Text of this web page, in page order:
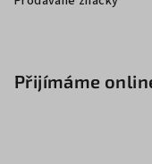
Přijímáme